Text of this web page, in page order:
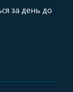
за день до